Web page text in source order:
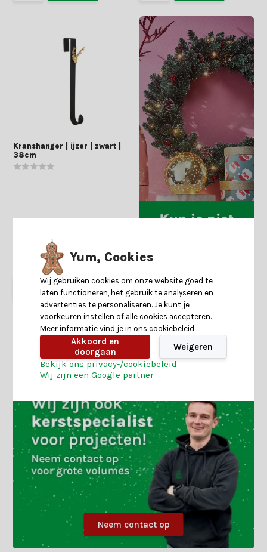
Kranshanger | ijzer | zwart |
38cm
Shop is gesloten
9,99
Start
keuzehulp
1 2 3
Neem contact op
Yum, Cookies
Wij gebruiken cookies om onze website goed te
laten functioneren, het gebruik te analyseren en
advertenties te personaliseren. Je kunt je
voorkeuren instellen of alle cookies accepteren.
Meer informatie vind je in ons cookiebeleid.
Akkoord en
doorgaan
Weigeren
Bekijk ons privacy-/cookiebeleid
Wij zijn een Google partner